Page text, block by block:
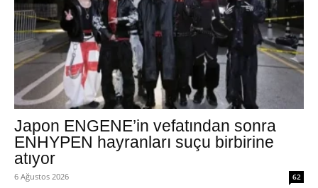
Japon ENGENE’in vefatından sonra
ENHYPEN hayranları suçu birbirine
atıyor
6 Ağustos 2026 62